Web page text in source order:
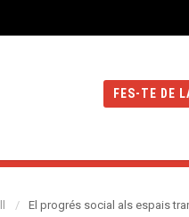
FES-TE DE
El progrés social als espais